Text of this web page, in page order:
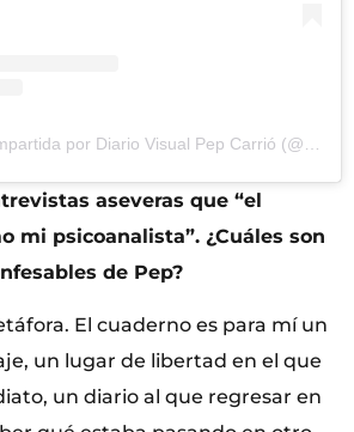
aseveras que “el
mi psicoanalista”. ¿Cuáles son
de Pep?
El cuaderno es para mí un
un lugar de libertad en el que
un diario al que regresar en